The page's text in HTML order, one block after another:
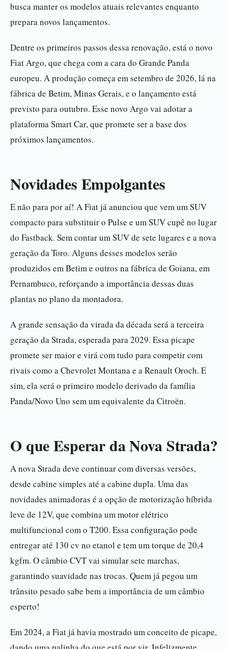
busca manter os modelos atuais relevantes enquanto
prepara novos lançamentos.
Dentre os primeiros passos dessa renovação, está o novo
Fiat Argo, que chega com a cara do Grande Panda
europeu. A produção começa em setembro de 2026, lá na
fábrica de Betim, Minas Gerais, e o lançamento está
previsto para outubro. Esse novo Argo vai adotar a
plataforma Smart Car, que promete ser a base dos
próximos lançamentos.
Novidades Empolgantes
E não para por aí! A Fiat já anunciou que vem um SUV
compacto para substituir o Pulse e um SUV cupê no lugar
do Fastback. Sem contar um SUV de sete lugares e a nova
geração da Toro. Alguns desses modelos serão
produzidos em Betim e outros na fábrica de Goiana, em
Pernambuco, reforçando a importância dessas duas
plantas no plano da montadora.
A grande sensação da virada da década será a terceira
geração da Strada, esperada para 2029. Essa picape
promete ser maior e virá com tudo para competir com
rivais como a Chevrolet Montana e a Renault Oroch. E
sim, ela será o primeiro modelo derivado da família
Panda/Novo Uno sem um equivalente da Citroën.
O que Esperar da Nova Strada?
A nova Strada deve continuar com diversas versões,
desde cabine simples até a cabine dupla. Uma das
novidades animadoras é a opção de motorização híbrida
leve de 12V, que combina um motor elétrico
multifuncional com o T200. Essa configuração pode
entregar até 130 cv no etanol e tem um torque de 20,4
kgfm. O câmbio CVT vai simular sete marchas,
garantindo suavidade nas trocas. Quem já pegou um
trânsito pesado sabe bem a importância de um câmbio
esperto!
Em 2024, a Fiat já havia mostrado um conceito de picape,